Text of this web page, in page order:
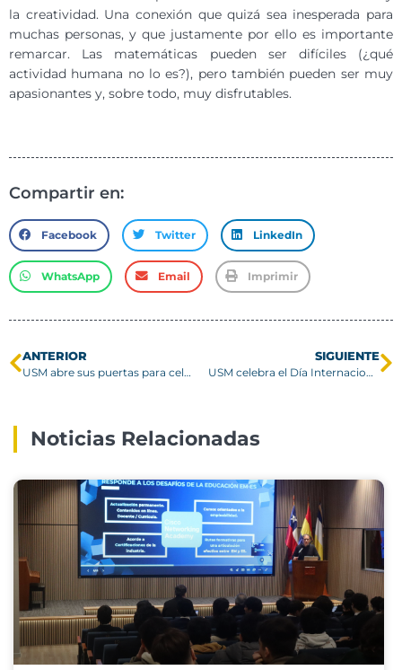
la creatividad. Una conexión que quizá sea inesperada para
muchas personas, y que justamente por ello es importante
remarcar. Las matemáticas pueden ser difíciles (¿qué
actividad humana no lo es?), pero también pueden ser muy
apasionantes y, sobre todo, muy disfrutables.
Compartir en:
Facebook Twitter LinkedIn
WhatsApp Email Imprimir
ANTERIOR
USM abre sus puertas para celebrar el Día de la Astronomía
SIGUIENTE
USM celebra el Día Internacional de las Matemáticas
Noticias Relacionadas